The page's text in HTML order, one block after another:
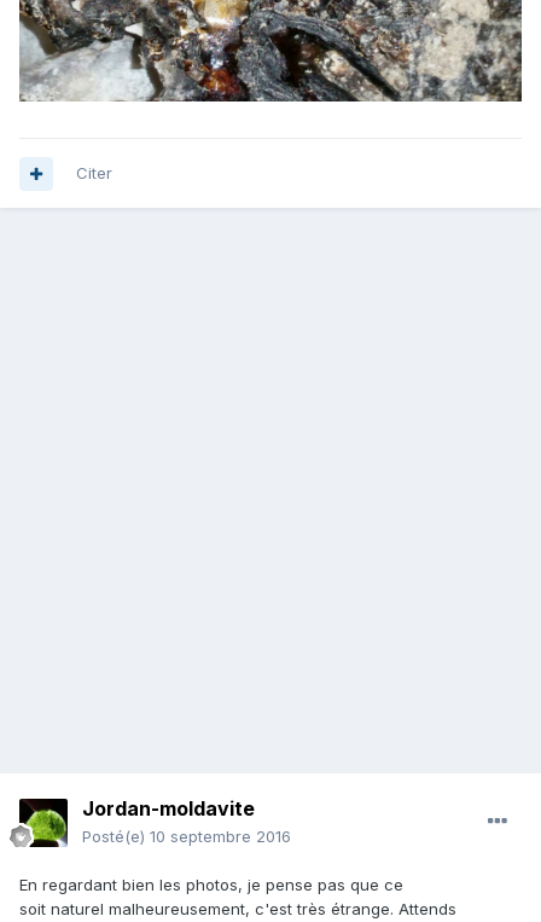
Citer
Jordan-moldavite
Posté(e) 10 septembre 2016
En regardant bien les photos, je pense pas que ce
soit naturel malheureusement, c'est très étrange. Attends